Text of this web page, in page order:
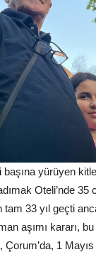
yürüyen
Oteli’nde
tam 33 yıl geçti
aşımı kararı,
Çorum’da, 1